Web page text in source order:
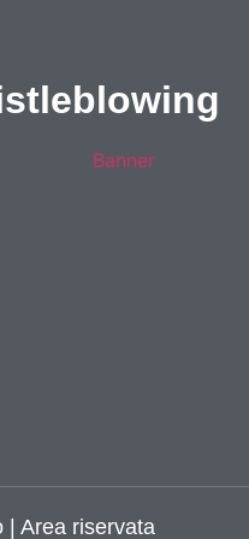
Area riservata